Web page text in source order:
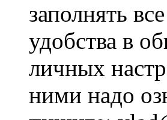
заполнять
удобства в
личных
ними надо